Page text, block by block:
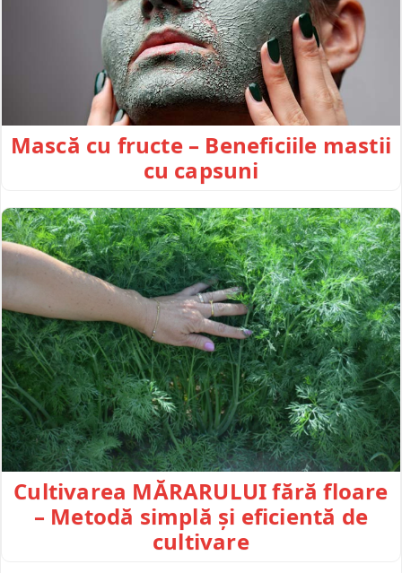
Mască cu fructe – Beneficiile mastii
cu capsuni
Cultivarea MĂRARULUI fără floare
– Metodă simplă și eficientă de
cultivare